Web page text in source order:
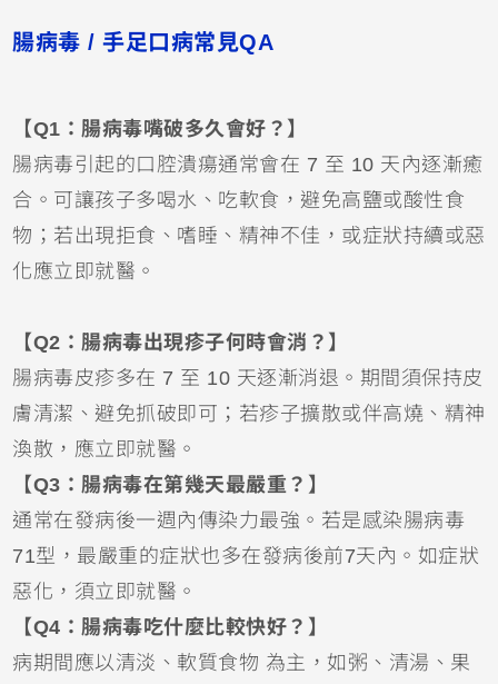
腸病毒 / 手足口病常見QA
【Q1：腸病毒嘴破多久會好？】
腸病毒引起的口腔潰瘍通常會在 7 至 10 天內逐漸癒
合。可讓孩子多喝水、吃軟食，避免高鹽或酸性食
物；若出現拒食、嗜睡、精神不佳，或症狀持續或惡
化應立即就醫。
【Q2：腸病毒出現疹子何時會消？】
腸病毒皮疹多在 7 至 10 天逐漸消退。期間須保持皮
膚清潔、避免抓破即可；若疹子擴散或伴高燒、精神
渙散，應立即就醫。
【Q3：腸病毒在第幾天最嚴重？】
通常在發病後一週內傳染力最強。若是感染腸病毒
71型，最嚴重的症狀也多在發病後前7天內。如症狀
惡化，須立即就醫。
【Q4：腸病毒吃什麼比較快好？】
病期間應以清淡、軟質食物 為主，如粥、清湯、果